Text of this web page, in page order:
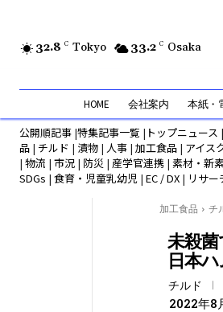
32.8 C Tokyo 33.2 C Osaka
HOME 会社案内 本紙・
公開順記事 |特集記事一覧 | トップニュース |
品 | チルド | 漬物 | 人事 | 加工食品 | アイス
| 物流 | 市況 | 防災 | 産学官連携 | 素材・新
SDGs | 食育・児童乳幼児 | EC / DX | リサ
加工食品 チ
未殺菌
日本
チルド
2022年8